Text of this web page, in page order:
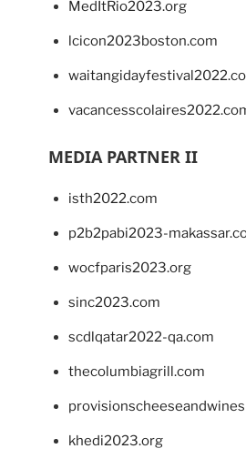
MedItRio2023.org
lcicon2023boston.com
MEDIA PARTNER II
isth2022.com
p2b2pabi2023-
wocfparis2023.org
sinc2023.com
scdlqatar2022-qa.com
thecolumbiagrill.com
khedi2023.org